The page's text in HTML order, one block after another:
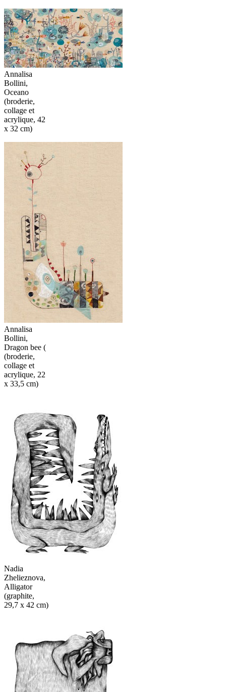
Annalisa
Bollini,
Oceano
(broderie,
collage et
acrylique, 42
x 32 cm)
Annalisa
Bollini,
Dragon bee (
(broderie,
collage et
acrylique, 22
x 33,5 cm)
Nadia
Zhelieznova,
Alligator
(graphite,
29,7 x 42 cm)